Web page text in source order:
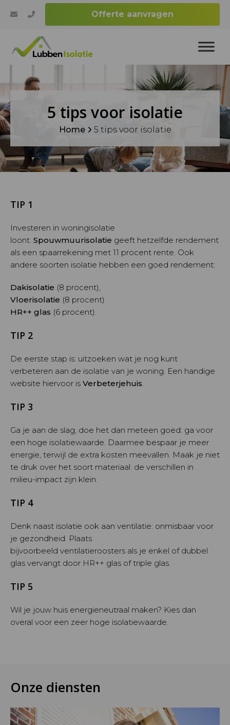
Offerte aanvragen
5 tips voor isolatie
Home 5 tips voor isolatie
TIP 1
Investeren in woningisolatie
loont. Spouwmuurisolatie geeft hetzelfde rendement
als een spaarrekening met 11 procent rente. Ook
andere soorten isolatie hebben een goed rendement:
Dakisolatie (8 procent),
Vloerisolatie (8 procent)
HR++ glas (6 procent).
TIP 2
De eerste stap is: uitzoeken wat je nog kunt
verbeteren aan de isolatie van je woning. Een handige
website hiervoor is Verbeterjehuis.
TIP 3
Ga je aan de slag, doe het dan meteen goed: ga voor
een hoge isolatiewaarde. Daarmee bespaar je meer
energie, terwijl de extra kosten meevallen. Maak je niet
te druk over het soort materiaal: de verschillen in
milieu-impact zijn klein.
TIP 4
Denk naast isolatie ook aan ventilatie: onmisbaar voor
je gezondheid. Plaats
bijvoorbeeld ventilatieroosters als je enkel of dubbel
glas vervangt door HR++ glas of triple glas.
TIP 5
Wil je jouw huis energieneutraal maken? Kies dan
overal voor een zeer hoge isolatiewaarde.
Onze diensten